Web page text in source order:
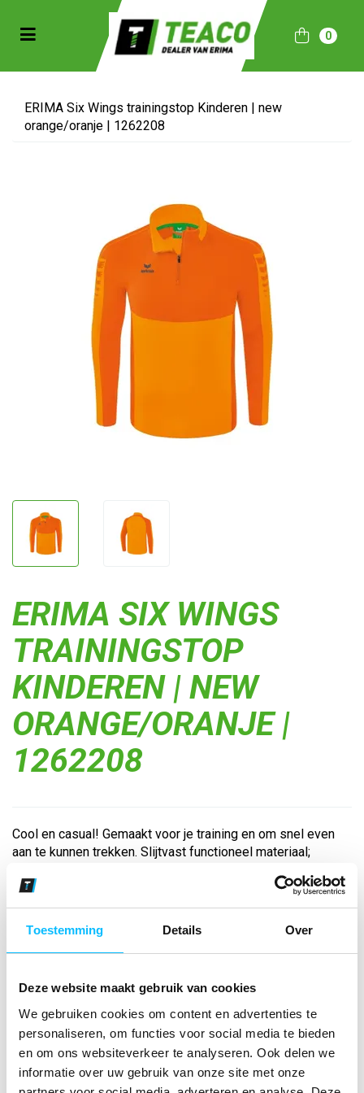
Toestemming Details Over
Deze website maakt gebruik van cookies
We gebruiken cookies om content en advertenties te
personaliseren, om functies voor social media te bieden
en om ons websiteverkeer te analyseren. Ook delen we
informatie over uw gebruik van onze site met onze
(Sportkleding)
(Collecties)
Toggle navigation 0
ERIMA Six Wings trainingstop Kinderen | new
orange/oranje | 1262208
ERIMA SIX WINGS
TRAININGSTOP
KINDEREN | NEW
ORANGE/ORANJE |
1262208
Cool en casual! Gemaakt voor je training en om snel even
aan te kunnen trekken. Slijtvast functioneel materiaal;
de onderkant; Erima wing-design op de schouder...
Bekijk andere kleuren
Maat